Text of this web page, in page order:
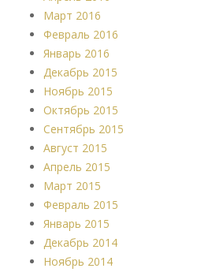
Март 2016
Февраль 2016
Январь 2016
Декабрь 2015
Ноябрь 2015
Октябрь 2015
Сентябрь 2015
Август 2015
Апрель 2015
Март 2015
Февраль 2015
Январь 2015
Декабрь 2014
Ноябрь 2014